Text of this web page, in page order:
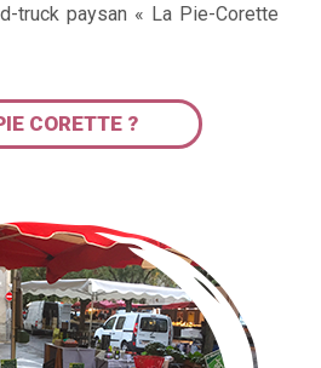
truck paysan « La Pie-Corette
CORETTE ?